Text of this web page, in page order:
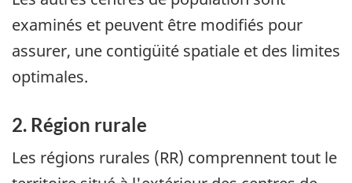
examinés et peuvent être modifiés pour
assurer, une contigüité spatiale et des limites
optimales.
2. Région rurale
Les régions rurales (RR) comprennent tout le